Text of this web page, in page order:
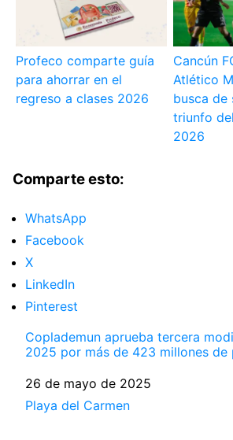
Profeco comparte guía
para ahorrar en el
regreso a clases 2026
Cancún
Atlético
busca de
triunfo
2026
Comparte esto:
WhatsApp
Facebook
X
LinkedIn
Pinterest
Coplademun aprueba tercera
2025 por más de 423 millones de
Fecha
26 de mayo de 2025
Respecto a
Playa del Carmen